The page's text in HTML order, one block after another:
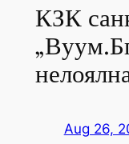
КЗК
Aug 26,